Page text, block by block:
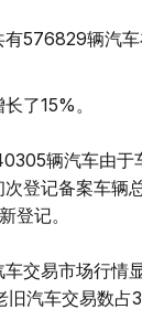
576829辆汽
了15%。
辆汽车由于
登记备案车辆
登记。
交易市场行情
汽车交易数占